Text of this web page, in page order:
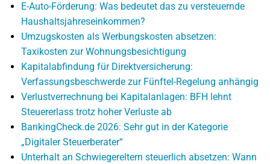
E-Auto-Förderung: Was bedeutet das zu versteuernde
Haushaltsjahreseinkommen?
Umzugskosten als Werbungskosten absetzen:
Taxikosten zur Wohnungsbesichtigung
Kapitalabfindung für Direktversicherung:
Verfassungsbeschwerde zur Fünftel-Regelung anhängig
Verlustverrechnung bei Kapitalanlagen: BFH lehnt
Steuererlass trotz hoher Verluste ab
BankingCheck.de 2026: Sehr gut in der Kategorie
„Digitaler Steuerberater“
Unterhalt an Schwiegereltern steuerlich absetzen: Wann